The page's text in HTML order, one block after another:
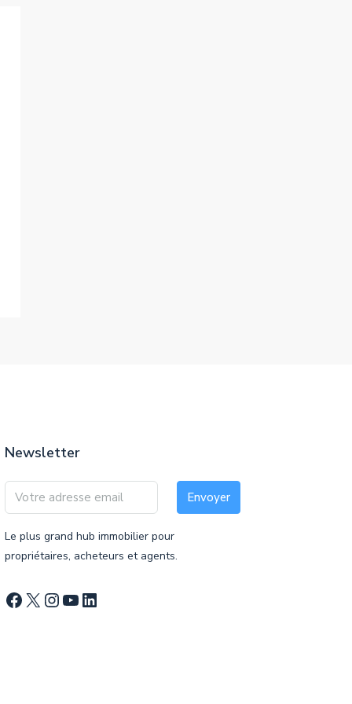
Newsletter
Envoyer
Le plus grand hub immobilier pour
propriétaires, acheteurs et agents.